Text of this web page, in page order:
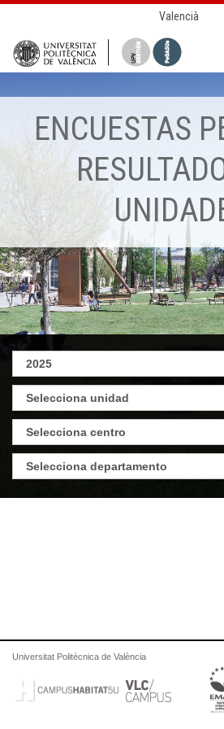
Valencià
ENCUESTAS
Universitat Politècnica de València